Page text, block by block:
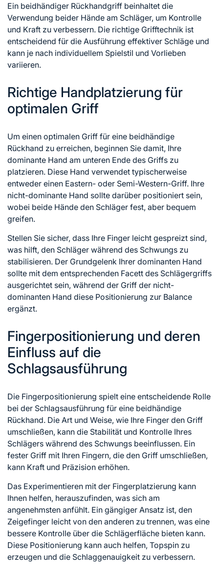
Ein beidhändiger Rückhandgriff beinhaltet die
Verwendung beider Hände am Schläger, um Kontrolle
und Kraft zu verbessern. Die richtige Grifftechnik ist
entscheidend für die Ausführung effektiver Schläge und
kann je nach individuellem Spielstil und Vorlieben
variieren.
Richtige Handplatzierung für
optimalen Griff
Um einen optimalen Griff für eine beidhändige
Rückhand zu erreichen, beginnen Sie damit, Ihre
dominante Hand am unteren Ende des Griffs zu
platzieren. Diese Hand verwendet typischerweise
entweder einen Eastern- oder Semi-Western-Griff. Ihre
nicht-dominante Hand sollte darüber positioniert sein,
wobei beide Hände den Schläger fest, aber bequem
greifen.
Stellen Sie sicher, dass Ihre Finger leicht gespreizt sind,
was hilft, den Schläger während des Schwungs zu
stabilisieren. Der Grundgelenk Ihrer dominanten Hand
sollte mit dem entsprechenden Facett des Schlägergriffs
ausgerichtet sein, während der Griff der nicht-
dominanten Hand diese Positionierung zur Balance
ergänzt.
Fingerpositionierung und deren
Einfluss auf die
Schlagsausführung
Die Fingerpositionierung spielt eine entscheidende Rolle
bei der Schlagsausführung für eine beidhändige
Rückhand. Die Art und Weise, wie Ihre Finger den Griff
umschließen, kann die Stabilität und Kontrolle Ihres
Schlägers während des Schwungs beeinflussen. Ein
fester Griff mit Ihren Fingern, die den Griff umschließen,
kann Kraft und Präzision erhöhen.
Das Experimentieren mit der Fingerplatzierung kann
Ihnen helfen, herauszufinden, was sich am
angenehmsten anfühlt. Ein gängiger Ansatz ist, den
Zeigefinger leicht von den anderen zu trennen, was eine
bessere Kontrolle über die Schlägerfläche bieten kann.
Diese Positionierung kann auch helfen, Topspin zu
erzeugen und die Schlaggenauigkeit zu verbessern.